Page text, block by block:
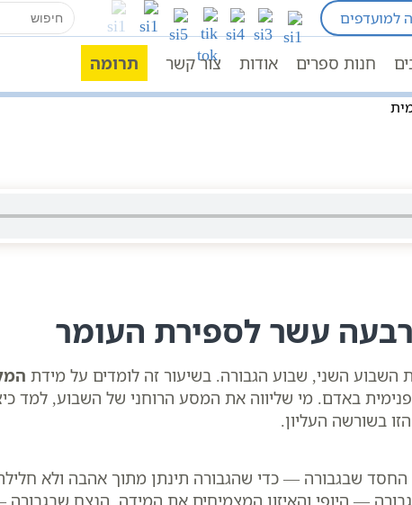
למועדפים Search
for:
חנות ספרים אודות צור קשר תרומה
לפי הזוהר
ספירת העומר לפי הקבלה מאת
ספירת העומר ארבעה עשר יום לעומר – 14 ימים לספירת העומר הספירה היומית
עשר לספירת העומר
השני, שבוע הגבורה. בשיעור זה לומדים על מידת
באדם. מי שליווה את המסע הרוחני של השבוע, למד
בשורשה העליון.
שבגבורה — כדי שהגבורה תינתן מתוך אהבה ולא
— היופי והאיזון המצמיחים את המידה. הנצח שבגבורה